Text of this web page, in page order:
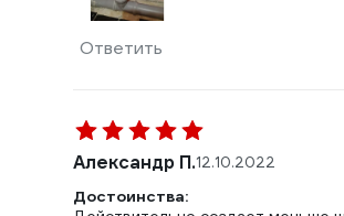
Ответить
Александр П.12.10.2022
Достоинства: